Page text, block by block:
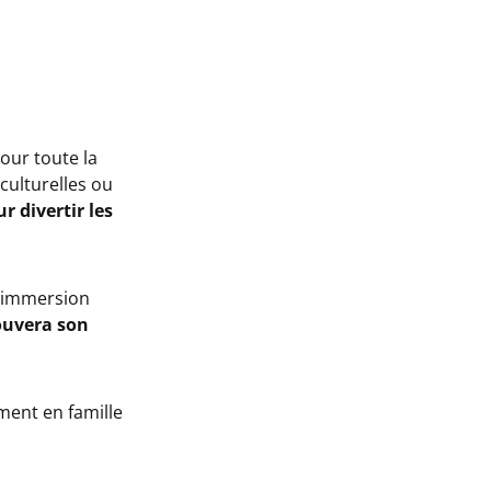
toute la
ou
divertir les
son
en famille